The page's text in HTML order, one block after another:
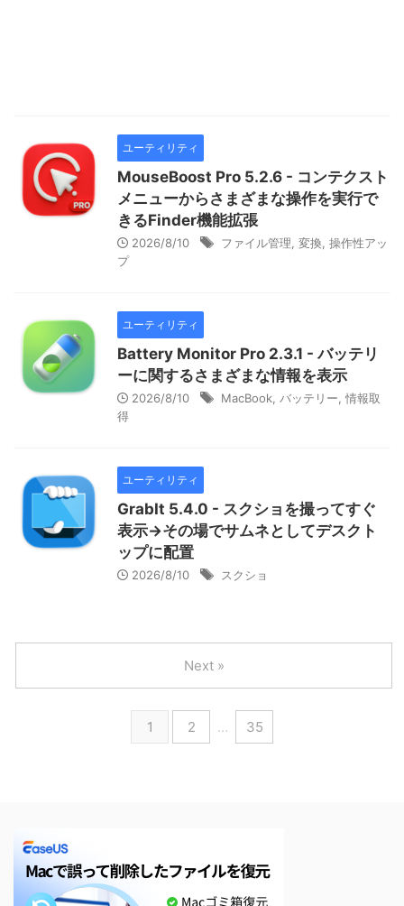
ユーティリティ
MouseBoost Pro 5.2.6 - コンテクスト
メニューからさまざまな操作を実行で
きるFinder機能拡張
2026/8/10 ファイル管理 変換 操作性アッ
プ
ユーティリティ
Battery Monitor Pro 2.3.1 - バッテリ
ーに関するさまざまな情報を表示
2026/8/10 MacBook バッテリー 情報取
得
ユーティリティ
GrabIt 5.4.0 - スクショを撮ってすぐ
表示→その場でサムネとしてデスクト
ップに配置
2026/8/10 スクショ
1 2 … 35
Next »